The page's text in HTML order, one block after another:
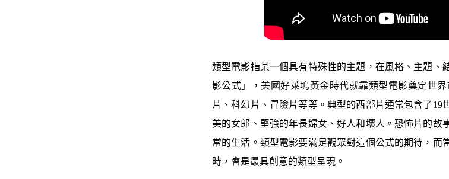
類型電影指某一個具有特殊性的主題，在風格、主題
影公式」，美國好萊塢黃金時代就靠類型電影奠定世
片、科幻片、冒險片等等。典型的西部片通常包含了
美的女郎、堅強的年長婦女、好人和壞人。恐怖片的
常的生活。類型電影要滿足觀眾對這個公式的期待，
時，會是最具創意的類型呈現。